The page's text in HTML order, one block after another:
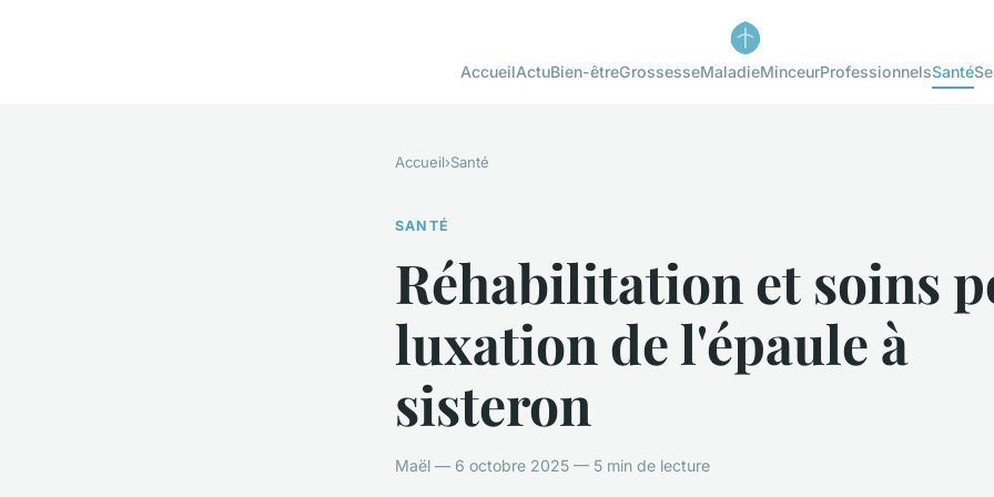
AccueilActuBien-êtreGrossesseMaladieMinceurProfessionnelsSanté
Accueil›Santé
SANTÉ
Réhabilitation et soins
luxation de l'épaule à
sisteron
Maël — 6 octobre 2025 — 5 min de lecture